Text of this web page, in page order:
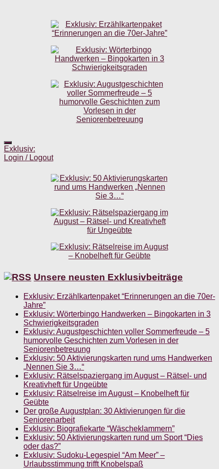
Exklusiv:
Login / Logout
Unsere neusten Exklusivbeiträge
Exklusiv: Erzählkartenpaket “Erinnerungen an die 70er-
Jahre”
Exklusiv: Wörterbingo Handwerken – Bingokarten in 3
Schwierigkeitsgraden
Exklusiv: Augustgeschichten voller Sommerfreude – 5
humorvolle Geschichten zum Vorlesen in der
Seniorenbetreuung
Exklusiv: 50 Aktivierungskarten rund ums Handwerken
„Nennen Sie 3…“
Exklusiv: Rätselspaziergang im August – Rätsel- und
Kreativheft für Ungeübte
Exklusiv: Rätselreise im August – Knobelheft für
Geübte
Der große Augustplan: 30 Aktivierungen für die
Seniorenarbeit
Exklusiv: Biografiekarte “Wäscheklammern”
Exklusiv: 50 Aktivierungskarten rund um Sport “Dies
oder das?”
Exklusiv: Sudoku-Legespiel “Am Meer” –
Urlaubsstimmung trifft Knobelspaß